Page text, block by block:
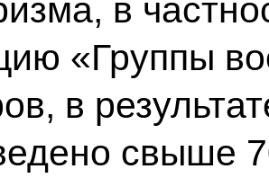
в
«Группы
в
свыше